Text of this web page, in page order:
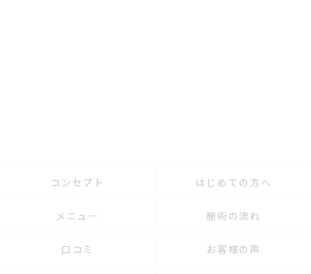
コンセプト はじめての方へ
メニュー 施術の流れ
口コミ お客様の声